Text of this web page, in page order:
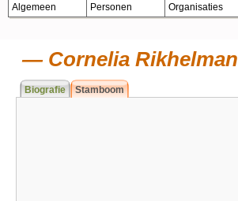
Algemeen Personen Organisaties
Cornelia Rikhelman
Biografie Stamboom